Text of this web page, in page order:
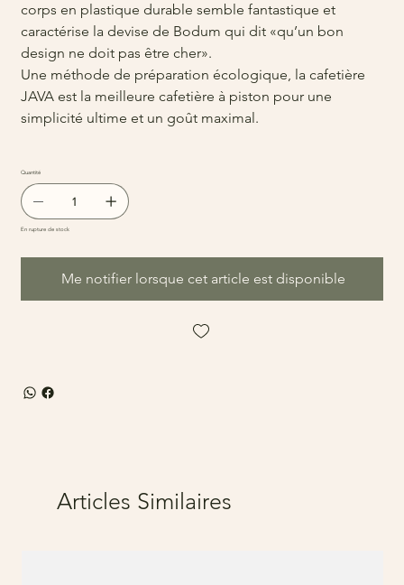
corps en plastique durable semble fantastique et
caractérise la devise de Bodum qui dit «qu’un bon
design ne doit pas être cher».
Une méthode de préparation écologique, la cafetière
JAVA est la meilleure cafetière à piston pour une
simplicité ultime et un goût maximal.
Quantité
En rupture de stock
Me notifier lorsque cet article est disponible
Articles Similaires